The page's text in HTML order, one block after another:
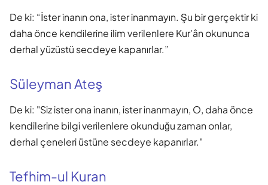
De ki: “İster inanın ona, ister inanmayın. Şu bir gerçektir ki
daha önce kendilerine ilim verilenlere Kur'ân okununca
derhal yüzüstü secdeye kapanırlar.”
Süleyman Ateş
De ki: "Siz ister ona inanın, ister inanmayın, O, daha önce
kendilerine bilgi verilenlere okunduğu zaman onlar,
derhal çeneleri üstüne secdeye kapanırlar."
Tefhim-ul Kuran